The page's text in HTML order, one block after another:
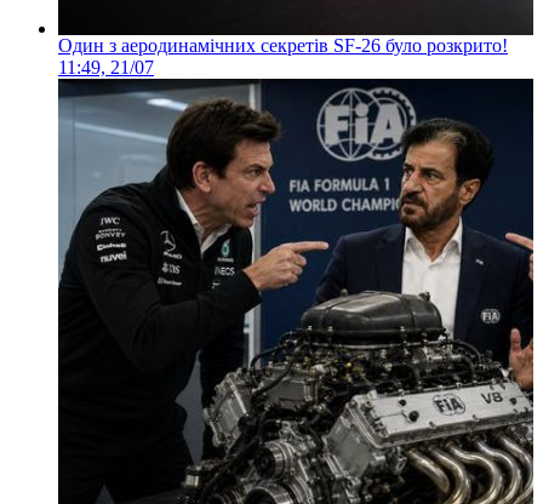
Один з аеродинамічних секретів SF-26 було розкрито!
11:49, 21/07